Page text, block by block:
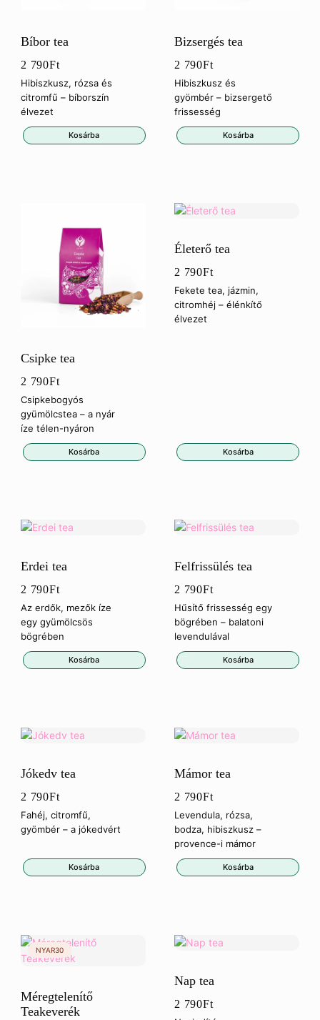
Bíbor tea
2 790Ft
Hibiszkusz, rózsa és
citromfű – bíborszín
élvezet
Kosárba
Bizsergés tea
2 790Ft
Hibiszkusz és
gyömbér – bizsergető
frissesség
Kosárba
Csipke tea
2 790Ft
Csipkebogyós
gyümölcstea – a nyár
íze télen-nyáron
Kosárba
Életerő tea
2 790Ft
Fekete tea, jázmin,
citromhéj – élénkítő
élvezet
Kosárba
Erdei tea
2 790Ft
Az erdők, mezők íze
egy gyümölcsös
bögrében
Kosárba
Felfrissülés tea
2 790Ft
Hűsítő frissesség egy
bögrében – balatoni
levendulával
Kosárba
Jókedv tea
2 790Ft
Fahéj, citromfű,
gyömbér – a jókedvért
Kosárba
Mámor tea
2 790Ft
Levendula, rózsa,
bodza, hibiszkusz –
provence-i mámor
Kosárba
Méregtelenítő
Teakeverék
Nap tea
2 790Ft